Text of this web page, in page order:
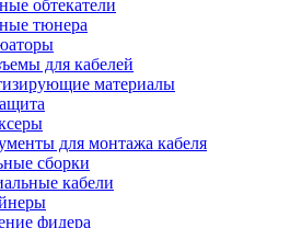
обтекатели
тюнера
для кабелей
материалы
для монтажа кабеля
сборки
кабели
фидера